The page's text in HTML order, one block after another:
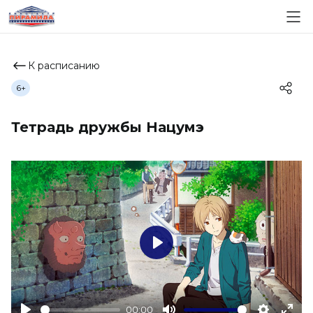
К расписанию
Тетрадь дружбы Нацумэ
6+
00:00
Play